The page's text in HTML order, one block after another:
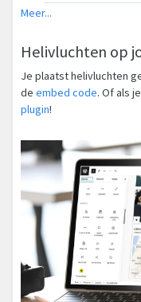
Meer...
Helivluchten op
Je plaatst helivluchten
de embed code. Of als
plugin!